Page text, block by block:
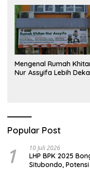
Mengenal Rumah
Nur Assyifa Lebih
Popular Post
1 10 Juli 2026
LHP BPK 2025
Situbondo,